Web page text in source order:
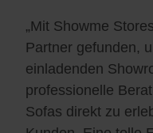
„Mit Showme
Partner gefunden,
einladenden
professionelle
Sofas direkt zu